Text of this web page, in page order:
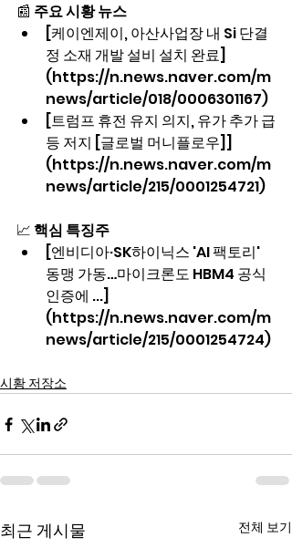
📰 주요 시황 뉴스
[케이엔제이, 아산사업장 내 Si 단결
정 소재 개발 설비 설치 완료]
(https://n.news.naver.com/m
news/article/018/0006301167)
[트럼프 휴전 유지 의지, 유가 추가 급
등 저지 [글로벌 머니플로우]]
(https://n.news.naver.com/m
news/article/215/0001254721)
📈 핵심 특징주
[엔비디아·SK하이닉스 'AI 팩토리'
동맹 가동…마이크론도 HBM4 공식
인증에 ...]
(https://n.news.naver.com/m
news/article/215/0001254724)
시황 저장소
최근 게시물 전체 보기